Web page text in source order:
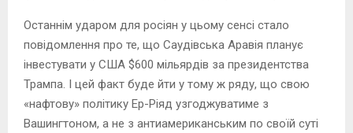
Останнім ударом для росіян у цьому сенсі стало
повідомлення про те, що Саудівська Аравія планує
інвестувати у США $600 мільярдів за президентства
Трампа. І цей факт буде йти у тому ж ряду, що свою
«нафтову» політику Ер-Ріяд узгоджуватиме з
Вашингтоном, а не з антиамериканським по своїй суті